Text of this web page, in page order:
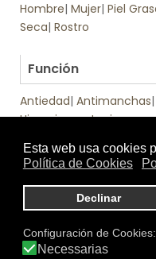
Hombre| Mujer| Piel
Seca| Rostro
Función
Antiedad| Antimanchas|
Hiperpigmentaciones
Textura